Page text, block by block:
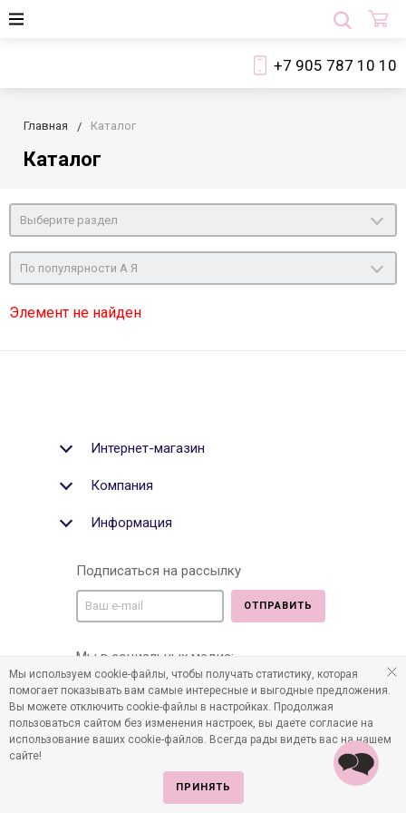
+7 905 787 10 10
Главная Каталог
Каталог
Выберите раздел
По популярности А Я
Элемент не найден
Интернет-магазин
Компания
Информация
Подписаться на рассылку
ОТПРАВИТЬ
Мы в социальных медиа:
©2011-2026 Все права защищены. Интернет-магазин
Мы используем cookie-файлы, чтобы получать статистику, которая
помогает показывать вам самые интересные и выгодные предложения.
Вы можете отключить cookie-файлы в настройках. Продолжая
пользоваться сайтом без изменения настроек, вы даете согласие на
использование ваших cookie-файлов. Всегда рады видеть вас на нашем
сайте!
ПРИНЯТЬ